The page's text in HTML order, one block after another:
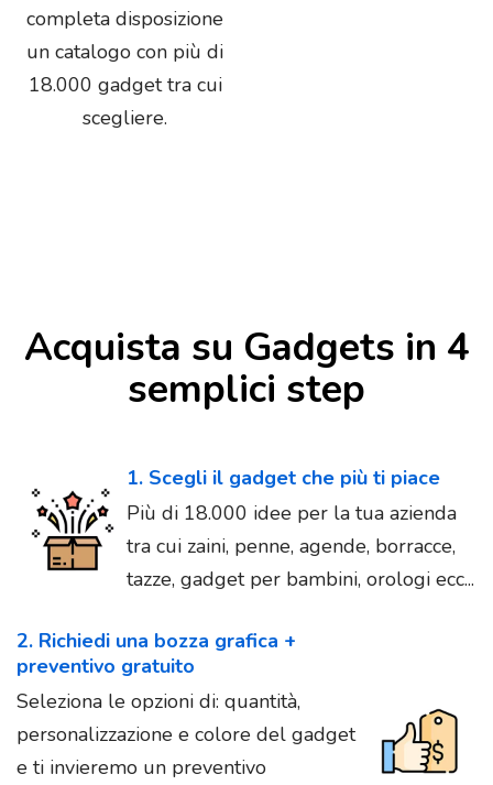
completa disposizione
un catalogo con più di
18.000 gadget tra cui
scegliere.
Acquista su Gadgets in 4
semplici step
1. Scegli il gadget che più ti piace
Più di 18.000 idee per la tua azienda
tra cui zaini, penne, agende, borracce,
tazze, gadget per bambini, orologi ecc...
2. Richiedi una bozza grafica +
preventivo gratuito
Seleziona le opzioni di: quantità,
personalizzazione e colore del gadget
e ti invieremo un preventivo